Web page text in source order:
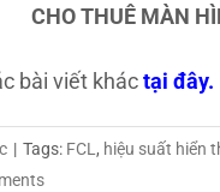
CHO THUÊ MÀN
bài viết kháctại đây.
| Tags: FCL , hiệu suất hiển